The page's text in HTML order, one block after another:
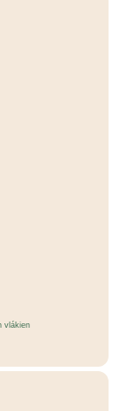
vlákien